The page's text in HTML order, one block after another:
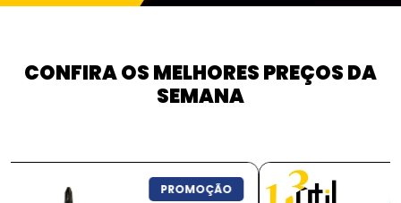
CONFIRA OS MELHORES PREÇOS DA
SEMANA
PROMOÇÃO